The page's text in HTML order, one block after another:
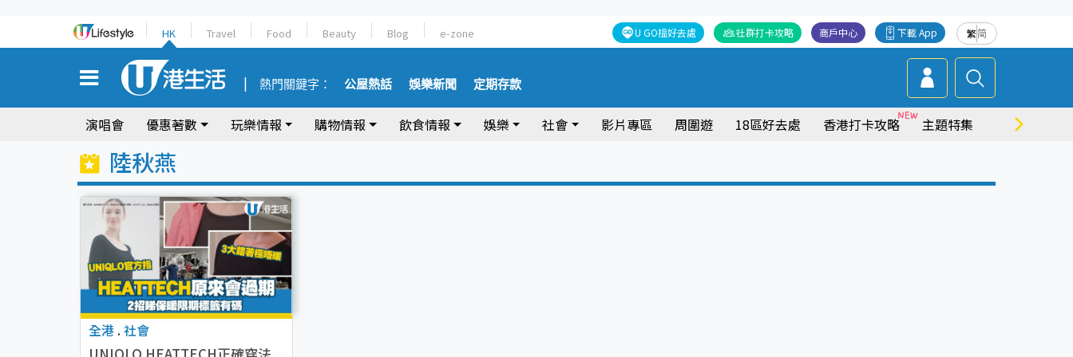
HK Travel Food Beauty Blog e-zone 繁简
下載 App
商戶中心
社群打卡攻略
U GO搵好去處
熱門關鍵字： 公屋熱話 娛樂新聞 定期存款
演唱會 優惠著數 玩樂情報 購物情報 飲食情報 娛樂 社會 影片專區 周圍遊 18區好去處 香港打卡攻略 主題特集 商場情報
陸秋燕
全港 . 社會